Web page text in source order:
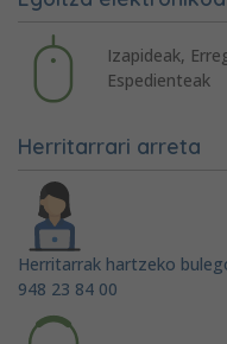
Izapideak,
Espedienteak
Herritarrari arreta
Herritarrak hartzeko
948 23 84 00